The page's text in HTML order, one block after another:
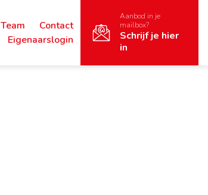
Team
Contact
Eigenaarslogin
Aanbod in je
mailbox?
Schrijf je hier
in